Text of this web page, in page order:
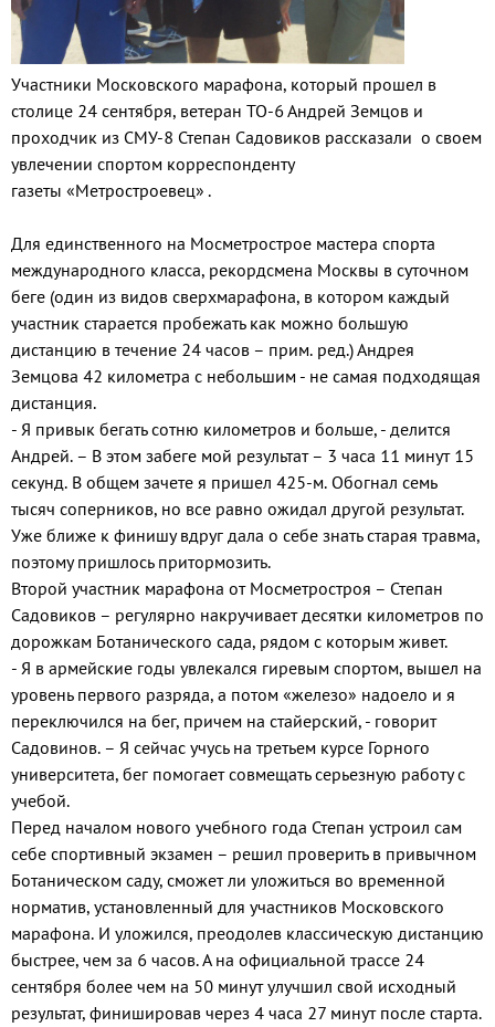
Участники Московского марафона, который прошел в
столице 24 сентября, ветеран ТО-6 Андрей Земцов и
проходчик из СМУ-8 Степан Садовиков рассказали о своем
увлечении спортом корреспонденту
газеты «Метростроевец» .
Для единственного на Мосметрострое мастера спорта
международного класса, рекордсмена Москвы в суточном
беге (один из видов сверхмарафона, в котором каждый
участник старается пробежать как можно большую
дистанцию в течение 24 часов – прим. ред.) Андрея
Земцова 42 километра с небольшим - не самая подходящая
дистанция.
- Я привык бегать сотню километров и больше, - делится
Андрей. – В этом забеге мой результат – 3 часа 11 минут 15
секунд. В общем зачете я пришел 425-м. Обогнал семь
тысяч соперников, но все равно ожидал другой результат.
Уже ближе к финишу вдруг дала о себе знать старая травма,
поэтому пришлось притормозить.
Второй участник марафона от Мосметростроя – Степан
Садовиков – регулярно накручивает десятки километров по
дорожкам Ботанического сада, рядом с которым живет.
- Я в армейские годы увлекался гиревым спортом, вышел на
уровень первого разряда, а потом «железо» надоело и я
переключился на бег, причем на стайерский, - говорит
Садовинов. – Я сейчас учусь на третьем курсе Горного
университета, бег помогает совмещать серьезную работу с
учебой.
Перед началом нового учебного года Степан устроил сам
себе спортивный экзамен – решил проверить в привычном
Ботаническом саду, сможет ли уложиться во временной
норматив, установленный для участников Московского
марафона. И уложился, преодолев классическую дистанцию
быстрее, чем за 6 часов. А на официальной трассе 24
сентября более чем на 50 минут улучшил свой исходный
результат, финишировав через 4 часа 27 минут после старта.